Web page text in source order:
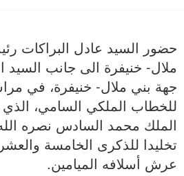
حضور السيد عادل البراكات
ملال- خنيفرة الى جانب السيد
جهة بني ملال- خنيفرة، في
للخطاب الملكي السامي،
الملك محمد السادس نصره
تخليدا للذكرى الخامسة
عرش أسلافه الميامين.